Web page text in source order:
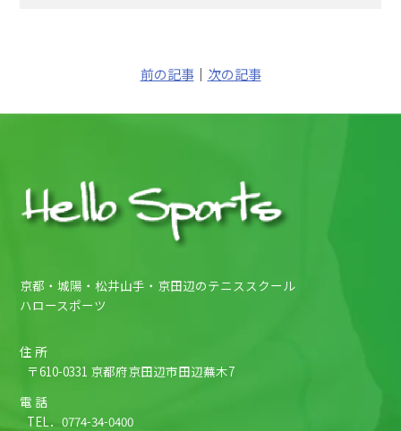
前の記事｜ 次の記事
京都・城陽・松井山手・京田辺のテニススクール
ハロースポーツ
住 所
〒610-0331 京都府京田辺市田辺蕪木7
電 話
TEL．0774-34-0400